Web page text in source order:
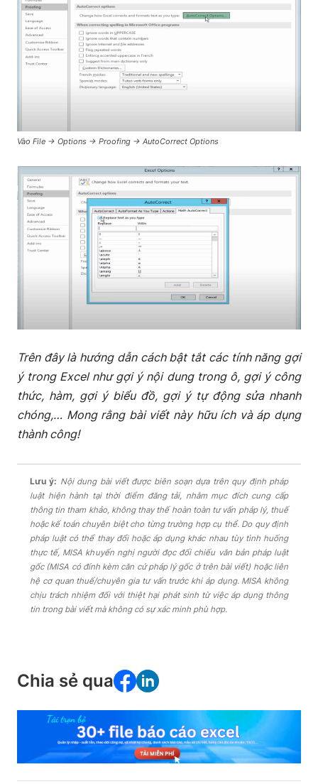
Vào File → Options → Proofing → AutoCorrect Options
Trên đây là hướng dẫn cách bật tắt các tính năng gợi
ý trong Excel như gợi ý nội dung trong ô, gợi ý công
thức, hàm, gợi ý biểu đồ, gợi ý tự động sửa nhanh
chóng,… Mong rằng bài viết này hữu ích và áp dụng
thành công!
Lưu ý: Nội dung bài viết được biên soạn dựa trên quy định pháp
luật hiện hành tại thời điểm đăng tải, nhằm mục đích cung cấp
thông tin tham khảo, không thay thế hoàn toàn tư vấn pháp lý, thuế
hoặc kế toán chuyên biệt cho từng trường hợp cụ thể. Do quy định
pháp luật có thể thay đổi hoặc áp dụng khác nhau tùy tình huống
thực tế, MISA khuyến nghị người đọc đối chiếu văn bản pháp luật
gốc (MISA có đính kèm căn cứ pháp lý gốc ở trên bài viết) hoặc liên
hệ cơ quan thuế/chuyên gia tư vấn trước khi áp dụng. MISA không
chịu trách nhiệm đối với thiệt hại phát sinh từ việc áp dụng thông
tin trong bài viết mà không có sự xác minh phù hợp.
Chia sẻ qua